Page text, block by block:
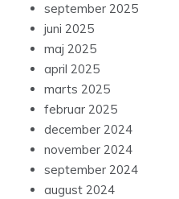
september 2025
juni 2025
maj 2025
april 2025
marts 2025
februar 2025
december 2024
november 2024
september 2024
august 2024